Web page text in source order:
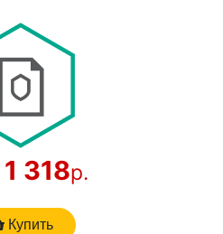
1 318р.
Купить